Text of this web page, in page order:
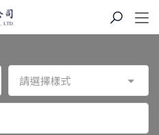
請選擇樣式